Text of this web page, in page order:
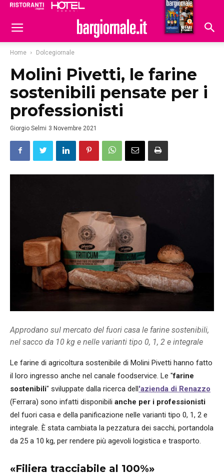
Hoteldomani
Home Dolcegiornale
Molini Pivetti, le farine
sostenibili pensate per i
professionisti
Giorgio Selmi 3 Novembre 2021
Approdano sul mercato del fuori casa le farine sostenibili,
nel sacco da 10 kg e nelle varianti tipo 0, 1, 2 e integrale
Le farine di agricoltura sostenibile di Molini Pivetti hanno fatto
il loro ingresso anche nel canale foodservice. Le "farine
sostenibili" sviluppate dalla ricerca dell'azienda di Renazzo
(Ferrara) sono infatti disponibili anche per i professionisti
del fuori casa e della panificazione nelle varianti tipo 0, 1, 2 e
integrale. È stata cambiata la pezzatura dei sacchi, portandola
da 25 a 10 kg, per rendere più agevoli logistica e trasporto.
«Filiera tracciabile al 100%»